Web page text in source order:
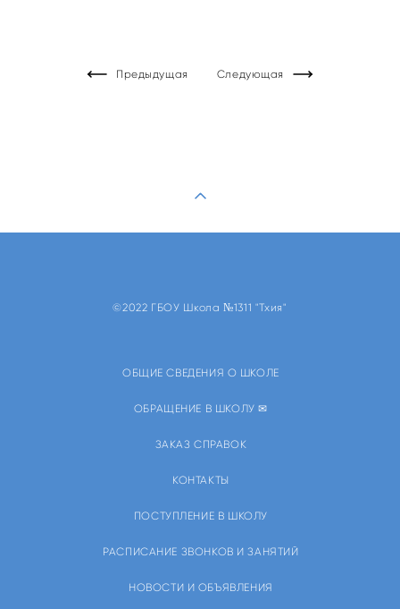
Предыдущая Следующая
©2022 ГБОУ Школа №1311 "Тхия"
ОБЩИЕ СВЕДЕНИЯ О ШКОЛЕ
ОБРАЩЕНИЕ В ШКОЛУ ✉
ЗАКАЗ СПРАВОК
КОНТАКТЫ
ПОСТУПЛЕНИЕ В ШКОЛУ
РАСПИСАНИЕ ЗВОНКОВ И ЗАНЯТИЙ
НОВОСТИ И ОБЪЯВЛЕНИЯ